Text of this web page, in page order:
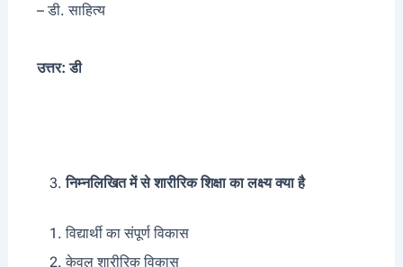
– डी. साहित्य
उत्तर: डी
निम्नलिखित में से शारीरिक शिक्षा का लक्ष्य क्या है
विद्यार्थी का संपूर्ण विकास
केवल शारीरिक विकास